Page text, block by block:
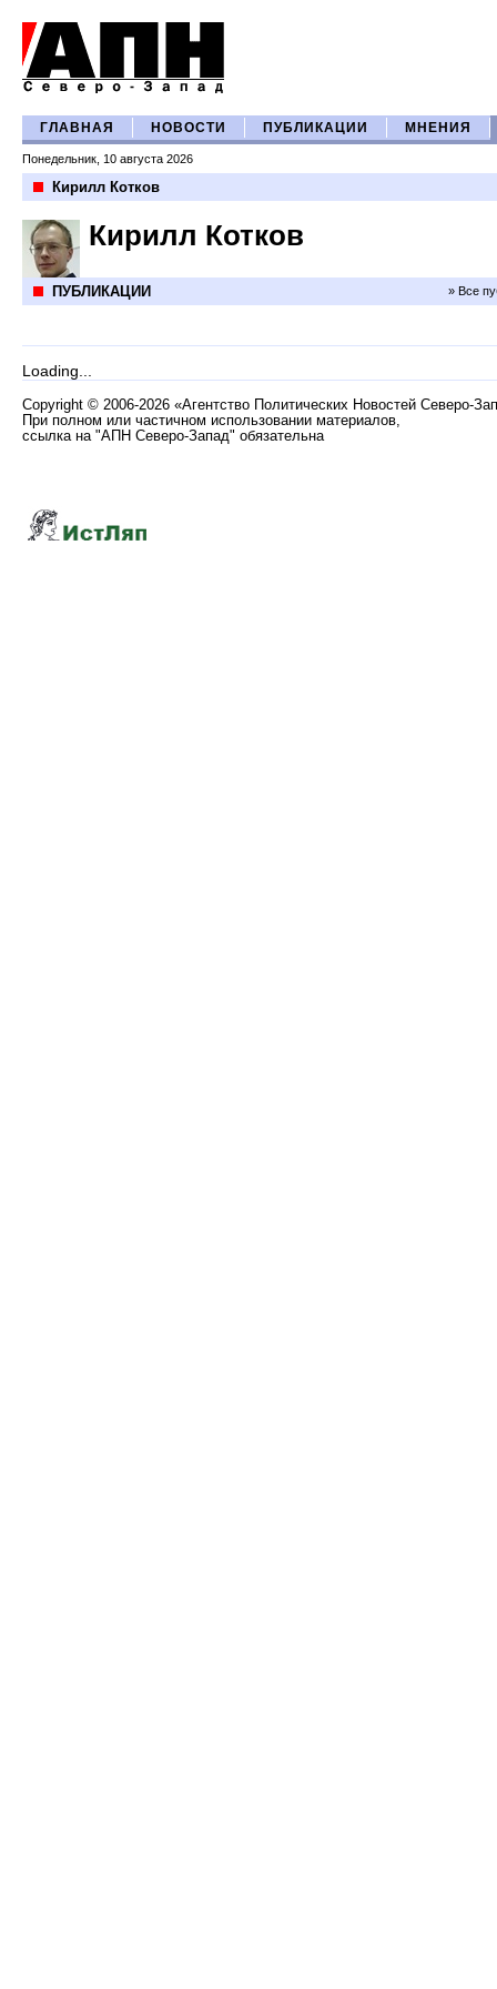
ГЛАВНАЯ НОВОСТИ ПУБЛИКАЦИИ МНЕНИЯ
Понедельник, 10 августа 2026
Кирилл Котков
Кирилл Котков
ПУБЛИКАЦИИ » Все
Loading...
Copyright © 2006-2026 «Агентство Политических Новостей Северо-
При полном или частичном использовании материалов,
ссылка на "АПН Северо-Запад" обязательна